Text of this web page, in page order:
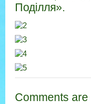
Поділля».
Comments